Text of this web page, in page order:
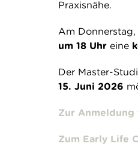
Praxisnähe.
Am Donnerstag,
um 18 Uhr eine
Der Master-
15. Juni 2026
Zur
Zum Early Life